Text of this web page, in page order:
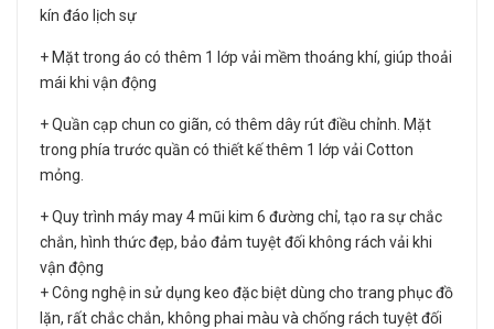
kín đáo lịch sự
+ Mặt trong áo có thêm 1 lớp vải mềm thoáng khí, giúp thoải
mái khi vận động
+ Quần cạp chun co giãn, có thêm dây rút điều chỉnh. Mặt
trong phía trước quần có thiết kế thêm 1 lớp vải Cotton
mỏng.
+ Quy trình máy may 4 mũi kim 6 đường chỉ, tạo ra sự chắc
chắn, hình thức đẹp, bảo đảm tuyệt đối không rách vải khi
vận động
+ Công nghệ in sử dụng keo đặc biệt dùng cho trang phục đồ
lặn, rất chắc chắn, không phai màu và chống rách tuyệt đối